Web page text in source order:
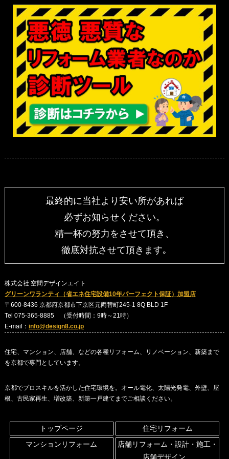
最終的に当社より安い所があれば
必ずお知らせください。
精一杯の努力をさせて頂き、
徹底対抗させて頂きます｡
株式会社 空間デザインエイト
グリーンワランティ（省エネ住宅設備10年パーフェクト保証）加盟店
〒600-8436 京都府京都市下京区元両替町245-1 8Q BLD 1F
Tel 075-365-8885 （受付時間：9時～21時）
E-mail： info@design8.co.jp
住宅、マンション、店舗、などの各種リフォーム、リノベーション、新築まで
を京都で専門としています。
京都でプロスキルを活かした住宅環境を。オール電化、太陽光発電、外壁、屋
根、古民家再生、増改築、新築一戸建てまでご相談ください。
トップページ
住宅リフォーム
マンションリフォーム
店舗リフォーム・設計・施工・
店舗デザイン